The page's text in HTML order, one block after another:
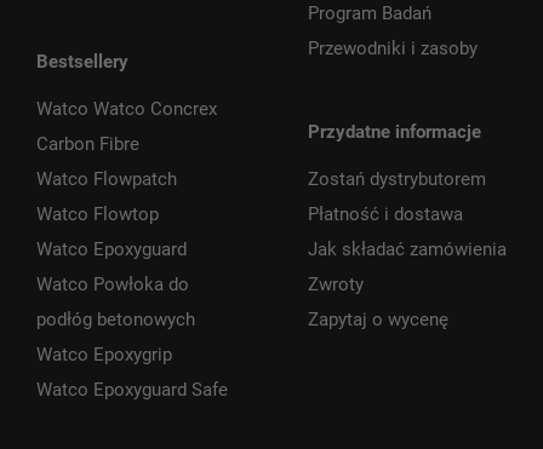
Bestsellery
Watco Watco Concrex
Carbon Fibre
Watco Flowpatch
Watco Flowtop
Watco Epoxyguard
Watco Powłoka do
podłóg betonowych
Watco Epoxygrip
Watco Epoxyguard Safe
Program Badań
Przewodniki i zasoby
Przydatne informacje
Zostań dystrybutorem
Płatność i dostawa
Jak składać zamówienia
Zwroty
Zapytaj o wycenę